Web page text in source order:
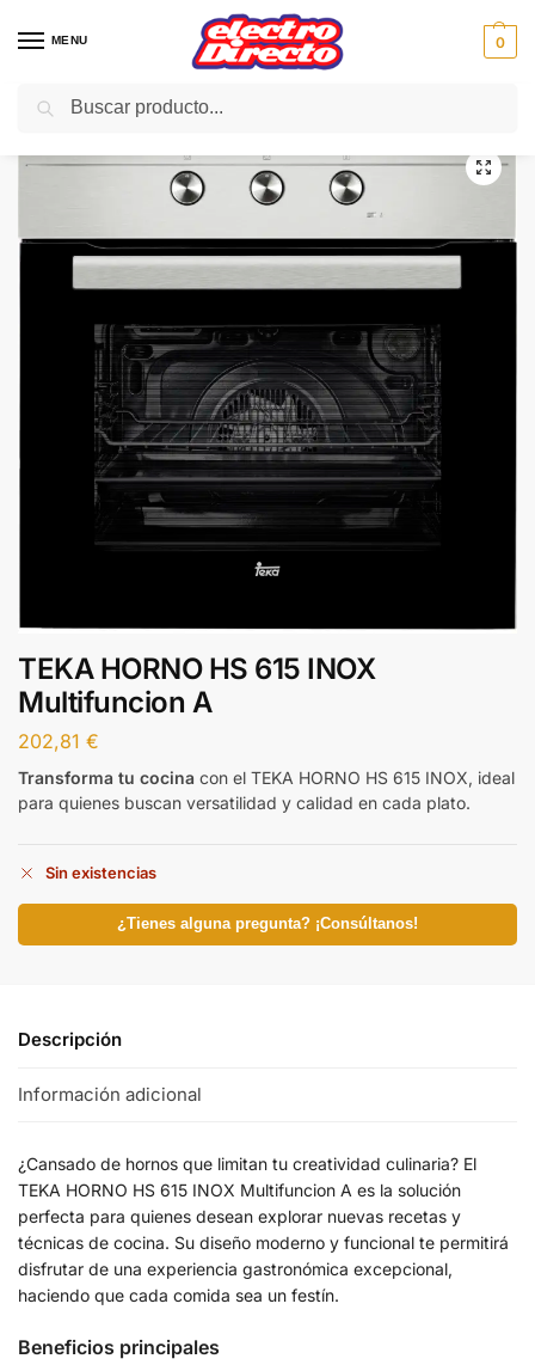
MENU 0
Inicio Gama blanca Hornos
TEKA HORNO HS 615 INOX
Multifuncion A
202,81 €
Transforma tu cocina con el TEKA HORNO HS 615 INOX, ideal
para quienes buscan versatilidad y calidad en cada plato.
Sin existencias
¿Tienes alguna pregunta? ¡Consúltanos!
Descripción
Información adicional
¿Cansado de hornos que limitan tu creatividad culinaria? El
TEKA HORNO HS 615 INOX Multifuncion A es la solución
perfecta para quienes desean explorar nuevas recetas y
técnicas de cocina. Su diseño moderno y funcional te permitirá
disfrutar de una experiencia gastronómica excepcional,
haciendo que cada comida sea un festín.
Beneficios principales